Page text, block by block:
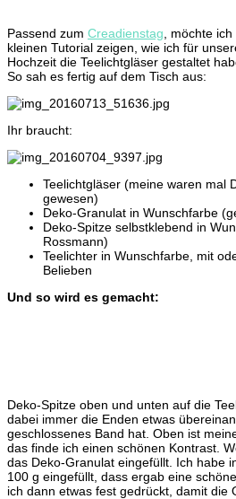
Passend zum Creadienstag , möchte
kleinen Tutorial zeigen, wie ich für
Hochzeit die Teelichtgläser gestaltet
So sah es fertig auf dem Tisch aus:
Ihr braucht:
Teelichtgläser (meine waren mal
gewesen)
Deko-Granulat in Wunschfarbe
Deko-Spitze selbstklebend in
Rossmann)
Teelichter in Wunschfarbe, mit
Belieben
Und so wird es gemacht:
Deko-Spitze oben und unten auf die
dabei immer die Enden etwas
geschlossenes Band hat. Oben ist
das finde ich einen schönen Kontrast.
das Deko-Granulat eingefüllt. Ich habe
100 g eingefüllt, dass ergab eine
ich dann etwas fest gedrückt, damit die